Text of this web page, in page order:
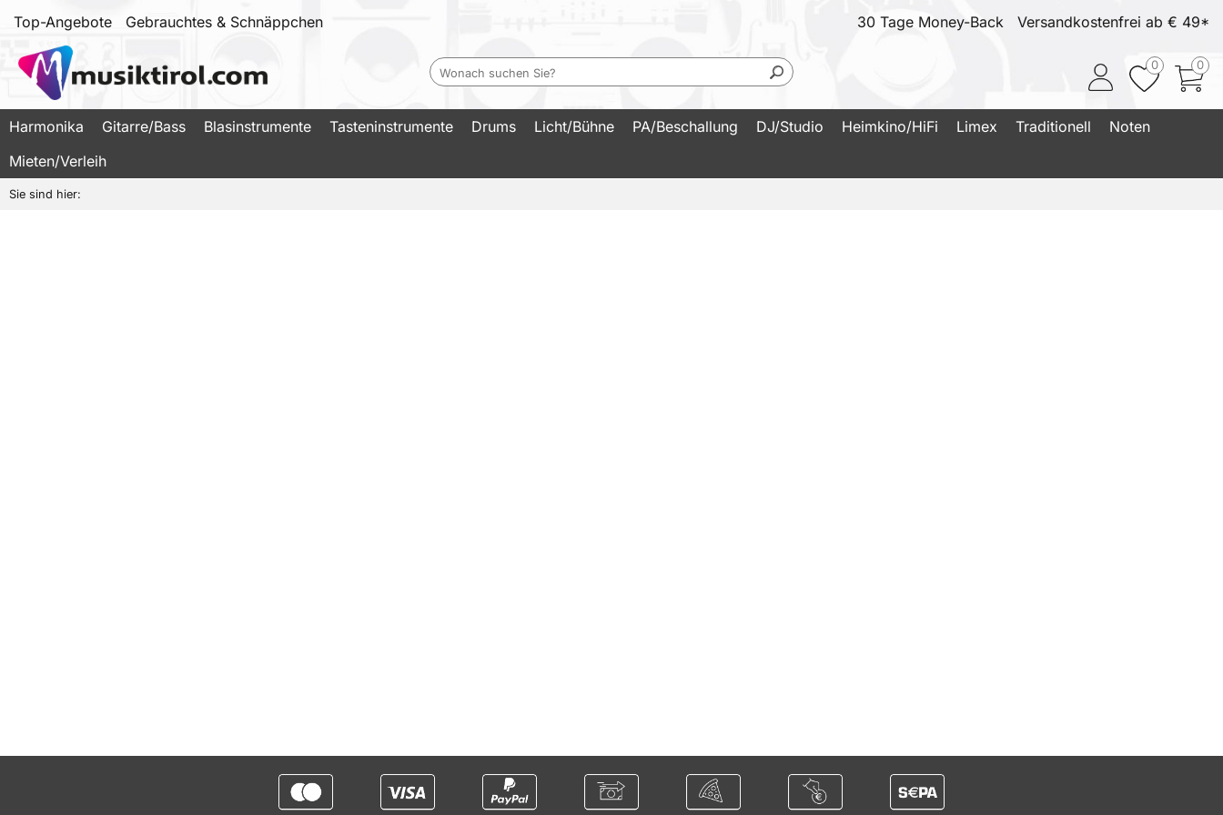
0
0
30 Tage Money-Back Versandkostenfrei ab € 49*
Top-Angebote Gebrauchtes & Schnäppchen
Harmonika Gitarre/Bass Blasinstrumente Tasteninstrumente Drums Licht/Bühne PA/Beschallung DJ/Studio Heimkino/HiFi Limex Traditionell
Noten
Mieten/Verleih
Sie sind hier: